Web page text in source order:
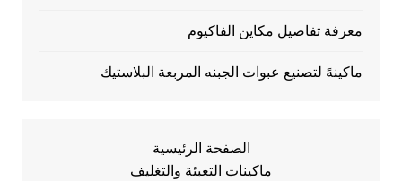
معرفة تفاصيل مكاين الفاكيوم
ماكينهً لتصنيع عبوات الجبنه المربعة البلاستيك
الصفحة الرئيسية
ماكينات التعبئة والتغليف